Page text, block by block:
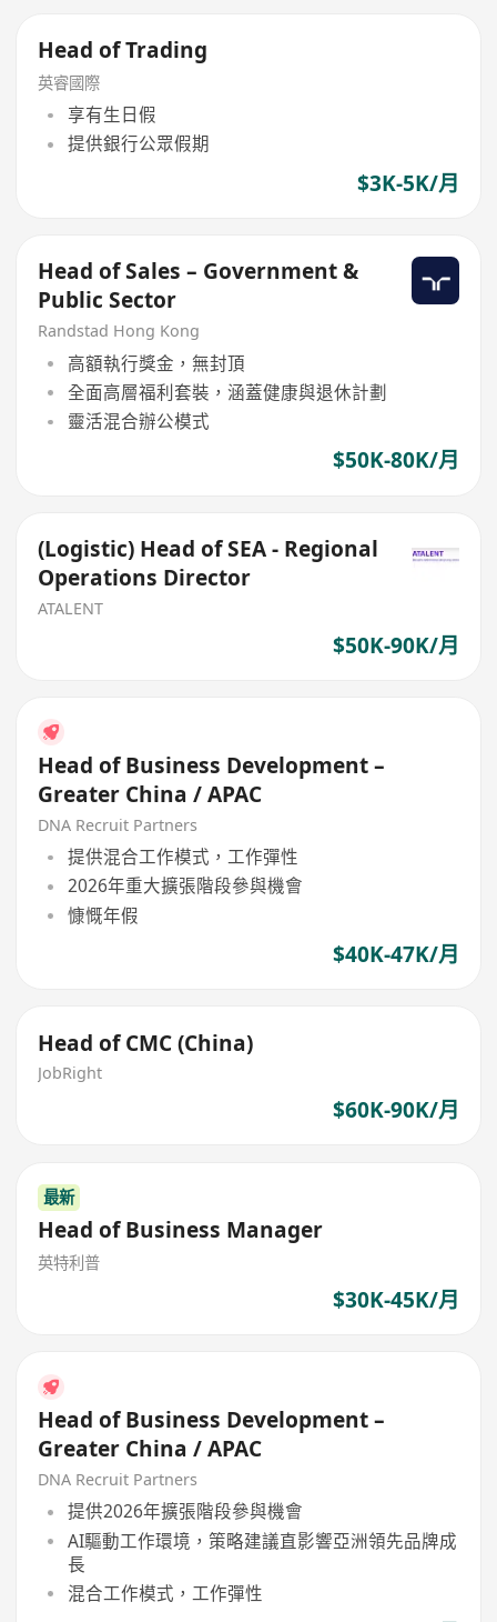
Head of Trading
英睿國際
享有生日假
提供銀行公眾假期
$3K-5K/月
Head of Sales – Government &
Public Sector
Randstad Hong Kong
高額執行獎金，無封頂
全面高層福利套裝，涵蓋健康與退休計劃
靈活混合辦公模式
$50K-80K/月
(Logistic) Head of SEA - Regional
Operations Director
ATALENT
$50K-90K/月
Head of Business Development –
Greater China / APAC
DNA Recruit Partners
提供混合工作模式，工作彈性
2026年重大擴張階段參與機會
慷慨年假
$40K-47K/月
Head of CMC (China)
JobRight
$60K-90K/月
最新
Head of Business Manager
英特利普
$30K-45K/月
Head of Business Development –
Greater China / APAC
DNA Recruit Partners
提供2026年擴張階段參與機會
AI驅動工作環境，策略建議直影響亞洲領先品牌成
長
混合工作模式，工作彈性